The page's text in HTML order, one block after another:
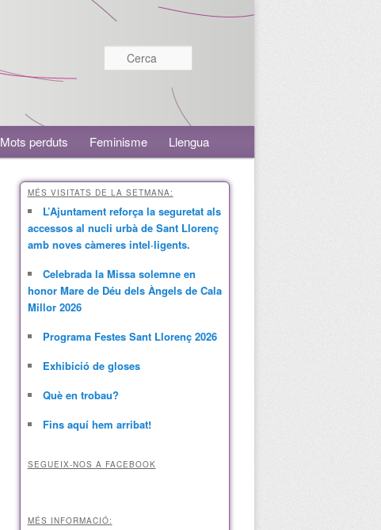
Mots perduts Feminisme Llengua
MÉS VISITATS DE LA SETMANA:
L’Ajuntament reforça la seguretat als
accessos al nucli urbà de Sant Llorenç
amb noves càmeres intel·ligents.
Celebrada la Missa solemne en
honor Mare de Déu dels Àngels de Cala
Millor 2026
Programa Festes Sant Llorenç 2026
Exhibició de gloses
Què en trobau?
Fins aquí hem arribat!
SEGUEIX-NOS A FACEBOOK
MÉS INFORMACIÓ: